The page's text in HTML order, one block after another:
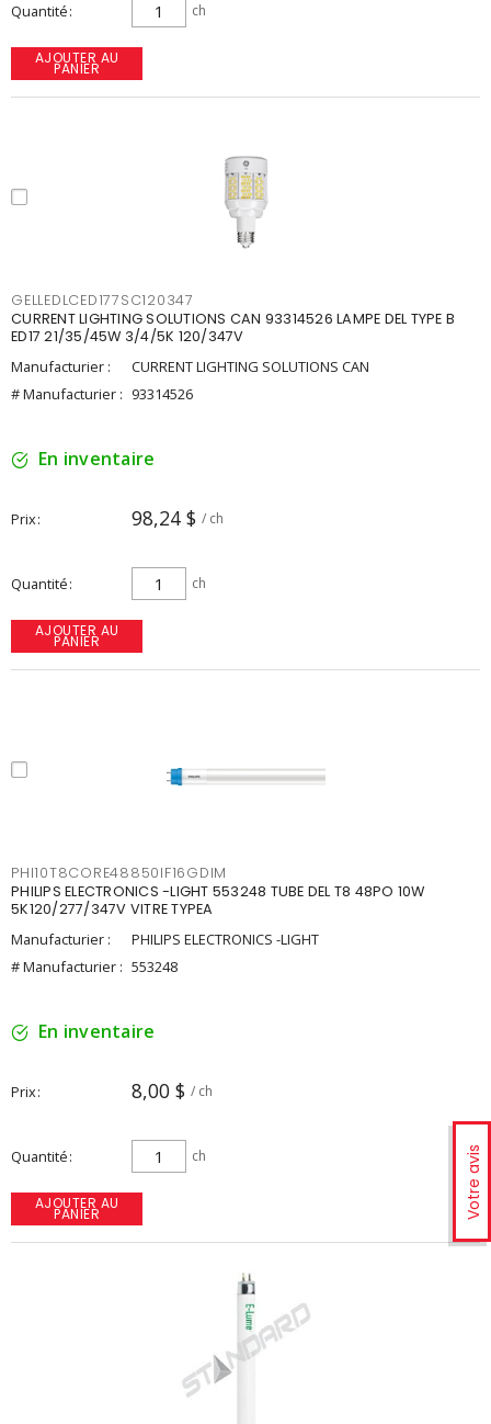
Votre avis
Quantité ch
AJOUTER AU
PANIER
GELLEDLCED177SC120347
CURRENT LIGHTING SOLUTIONS CAN 93314526 LAMPE DEL TYPE B
ED17 21/35/45W 3/4/5K 120/347V
Manufacturier :
CURRENT LIGHTING SOLUTIONS CAN
# Manufacturier : 93314526
En inventaire
Prix 98,24 $ / ch
Quantité ch
AJOUTER AU
PANIER
PHI10T8CORE48850IF16GDIM
PHILIPS ELECTRONICS -LIGHT 553248 TUBE DEL T8 48PO 10W
5K120/277/347V VITRE TYPEA
Manufacturier :
PHILIPS ELECTRONICS -LIGHT
# Manufacturier : 553248
En inventaire
Prix 8,00 $ / ch
Quantité ch
AJOUTER AU
PANIER